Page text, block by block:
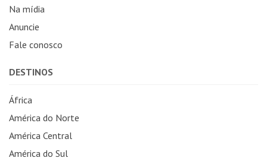
Na mídia
Anuncie
Fale conosco
DESTINOS
África
América do Norte
América Central
América do Sul